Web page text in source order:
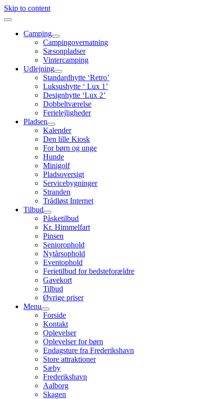
Skip to content
Camping
Campingovernatning
Sæsonpladser
Vintercamping
Udlejning
Standardhytte ‘Retro’
Luksushytte ‘ Lux 1’
Designhytte ‘Lux 2’
Dobbeltværelse
Ferielejligheder
Pladsen
Kalender
Den lille Kiosk
For børn og unge
Hunde
Minigolf
Pladsoversigt
Servicebygninger
Stranden
Trådløst Internet
Tilbud
Påsketilbud
Kr. Himmelfart
Pinsen
Seniorophold
Nytårsophold
Eventophold
Ferietilbud for bedsteforældre
Gavekort
Tilbud
Øvrige priser
Menu
Forside
Kontakt
Oplevelser
Oplevelser for børn
Endagsture fra Frederikshavn
Store attraktioner
Sæby
Frederikshavn
Aalborg
Skagen